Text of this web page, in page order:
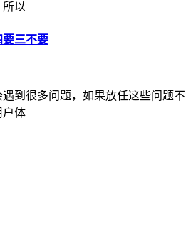
所以
要三不要
到很多问题，如果放任这些问题不
户体